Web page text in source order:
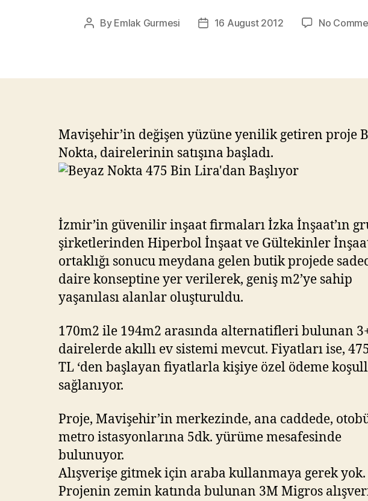
Post
By Emlak Gurmesi
Post16 August 2012 No
Mavişehir’in değişen yüzüne yenilik getiren proje
Nokta, dairelerinin satışına başladı.
İzmir’in güvenilir inşaat firmaları İzka İnşaat’ın
şirketlerinden Hiperbol İnşaat ve Gültekinler
ortaklığı sonucu meydana gelen butik projede
daire konseptine yer verilerek, geniş m2’ye sahip
yaşanılası alanlar oluşturuldu.
170m2 ile 194m2 arasında alternatifleri bulunan
dairelerde akıllı ev sistemi mevcut. Fiyatları ise,
TL ‘den başlayan fiyatlarla kişiye özel ödeme
sağlanıyor.
Proje, Mavişehir’in merkezinde, ana caddede,
metro istasyonlarına 5dk. yürüme mesafesinde
bulunuyor.
Alışverişe gitmek için araba kullanmaya gerek yok.
Projenin zemin katında bulunan 3M Migros